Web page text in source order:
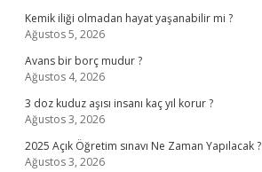
Kemik iliği olmadan hayat yaşanabilir mi ?
Ağustos 5, 2026
Avans bir borç mudur ?
Ağustos 4, 2026
3 doz kuduz aşısı insanı kaç yıl korur ?
Ağustos 3, 2026
2025 Açık Öğretim sınavı Ne Zaman Yapılacak ?
Ağustos 3, 2026